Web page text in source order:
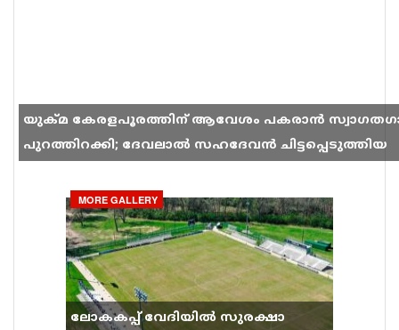
യുക്മ കേരളപൂരത്തിന് ആവേശം പകരാൻ
പുറത്തിറക്കി; ദേവലാൽ സഹദേവൻ ചിട്ടപ്പെടുത്തിയ
MORE GALLERY
ലോകകപ്പ് വേദിയിൽ സുരക്ഷാ